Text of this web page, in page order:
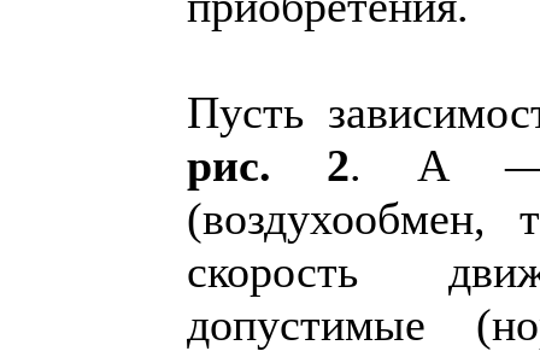
Пусть
рис. 2. А —
(воздухообмен,
скорость
допустимые